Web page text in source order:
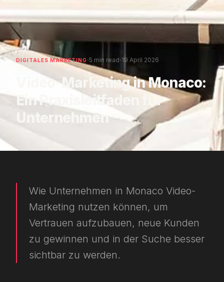
DIGITALES MARKETING·5 min read·19 April 2026
Video-Marketing in Monaco:
Ein Praxisleitfaden für
Unternehmen
Wie Unternehmen in Monaco Video-
Marketing nutzen können, um
Vertrauen aufzubauen, neue Kunden
zu gewinnen und in der Suche besser
sichtbar zu werden.